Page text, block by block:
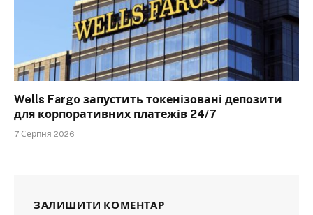
Wells Fargo запустить токенізовані депозити
для корпоративних платежів 24/7
7 Серпня 2026
ЗАЛИШИТИ КОМЕНТАР